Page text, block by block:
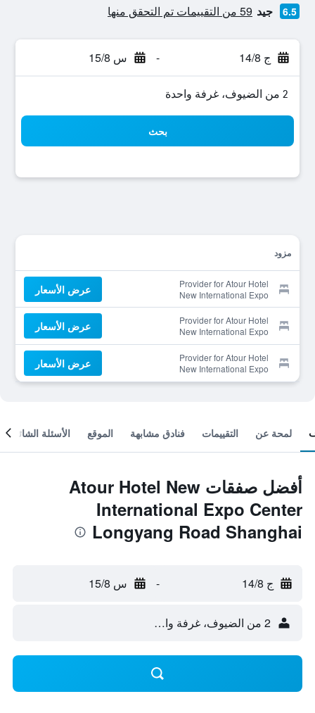
6.5 جيد 59 من التقييمات تم التحقق منها
ج 14/8 - س 15/8
2 من الضيوف، غرفة واحدة
بحث
مزود
Provider for Atour Hotel
New International Expo
Center Longyang Road
Shanghai
عرض الأسعار
Provider for Atour Hotel
New International Expo
Center Longyang Road
Shanghai
عرض الأسعار
Provider for Atour Hotel
New International Expo
Center Longyang Road
عرض الأسعار
لمحة عن التقييمات فنادق مشابهة الموقع الأسئلة الشائعة
أفضل صفقات Atour Hotel New
International Expo Center
Longyang Road Shanghai
ج 14/8 - س 15/8
2 من الضيوف، غرفة واحدة